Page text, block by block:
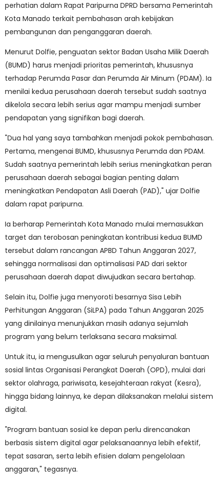
perhatian dalam Rapat Paripurna DPRD bersama Pemerintah
Kota Manado terkait pembahasan arah kebijakan
pembangunan dan penganggaran daerah.
Menurut Dolfie, penguatan sektor Badan Usaha Milik Daerah
(BUMD) harus menjadi prioritas pemerintah, khususnya
terhadap Perumda Pasar dan Perumda Air Minum (PDAM). Ia
menilai kedua perusahaan daerah tersebut sudah saatnya
dikelola secara lebih serius agar mampu menjadi sumber
pendapatan yang signifikan bagi daerah.
"Dua hal yang saya tambahkan menjadi pokok pembahasan.
Pertama, mengenai BUMD, khususnya Perumda dan PDAM.
Sudah saatnya pemerintah lebih serius meningkatkan peran
perusahaan daerah sebagai bagian penting dalam
meningkatkan Pendapatan Asli Daerah (PAD)," ujar Dolfie
dalam rapat paripurna.
Ia berharap Pemerintah Kota Manado mulai memasukkan
target dan terobosan peningkatan kontribusi kedua BUMD
tersebut dalam rancangan APBD Tahun Anggaran 2027,
sehingga normalisasi dan optimalisasi PAD dari sektor
perusahaan daerah dapat diwujudkan secara bertahap.
Selain itu, Dolfie juga menyoroti besarnya Sisa Lebih
Perhitungan Anggaran (SiLPA) pada Tahun Anggaran 2025
yang dinilainya menunjukkan masih adanya sejumlah
program yang belum terlaksana secara maksimal.
Untuk itu, ia mengusulkan agar seluruh penyaluran bantuan
sosial lintas Organisasi Perangkat Daerah (OPD), mulai dari
sektor olahraga, pariwisata, kesejahteraan rakyat (Kesra),
hingga bidang lainnya, ke depan dilaksanakan melalui sistem
digital.
"Program bantuan sosial ke depan perlu direncanakan
berbasis sistem digital agar pelaksanaannya lebih efektif,
tepat sasaran, serta lebih efisien dalam pengelolaan
anggaran," tegasnya.